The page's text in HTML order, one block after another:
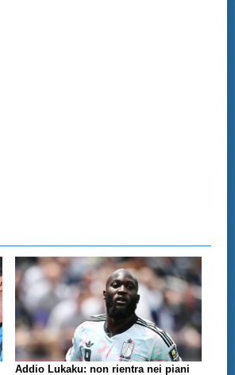
Addio Lukaku: non rientra nei piani